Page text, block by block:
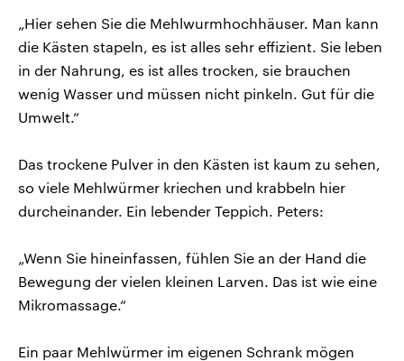
„Hier sehen Sie die Mehlwurmhochhäuser. Man kann
die Kästen stapeln, es ist alles sehr effizient. Sie leben
in der Nahrung, es ist alles trocken, sie brauchen
wenig Wasser und müssen nicht pinkeln. Gut für die
Umwelt.“
Das trockene Pulver in den Kästen ist kaum zu sehen,
so viele Mehlwürmer kriechen und krabbeln hier
durcheinander. Ein lebender Teppich. Peters:
„Wenn Sie hineinfassen, fühlen Sie an der Hand die
Bewegung der vielen kleinen Larven. Das ist wie eine
Mikromassage.“
Ein paar Mehlwürmer im eigenen Schrank mögen